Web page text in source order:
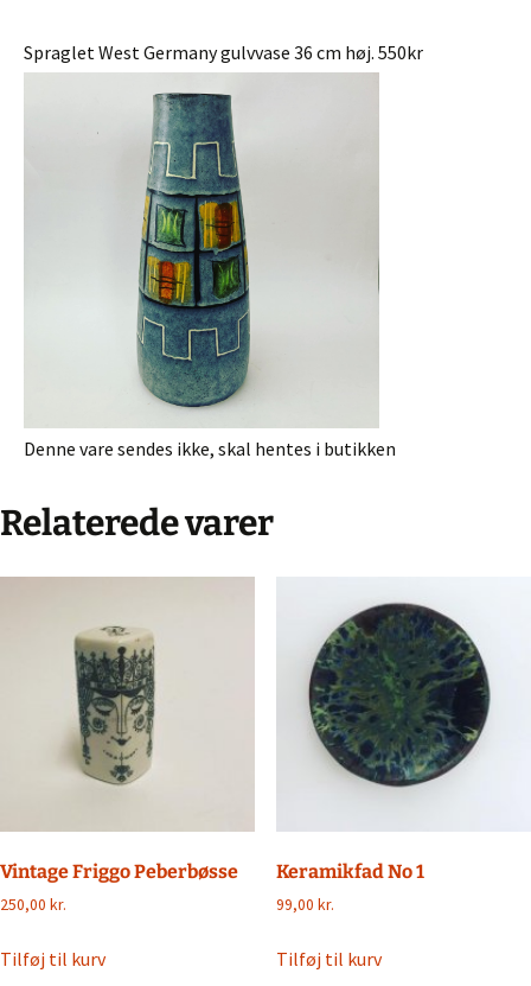
Spraglet West Germany gulvvase 36 cm høj. 550kr
Denne vare sendes ikke, skal hentes i butikken
Relaterede varer
Vintage Friggo Peberbøsse
250,00 kr.
Tilføj til kurv
Keramikfad No 1
99,00 kr.
Tilføj til kurv